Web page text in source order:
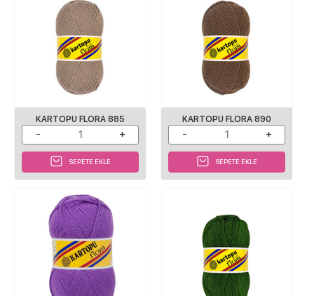
KARTOPU FLORA 885
SEPETE EKLE
KARTOPU FLORA 890
SEPETE EKLE